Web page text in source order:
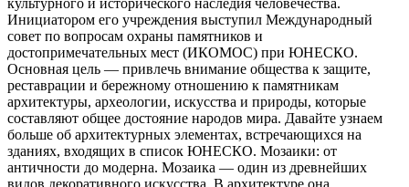
Инициатором его учреждения выступил Международный
совет по вопросам охраны памятников и
достопримечательных мест (ИКОМОС) при ЮНЕСКО.
Основная цель — привлечь внимание общества к защите,
реставрации и бережному отношению к памятникам
архитектуры, археологии, искусства и природы, которые
составляют общее достояние народов мира. Давайте узнаем
больше об архитектурных элементах, встречающихся на
зданиях, входящих в список ЮНЕСКО. Мозаики: от
античности до модерна. Мозаика — один из древнейших
видов декоративного искусства. В архитектуре она